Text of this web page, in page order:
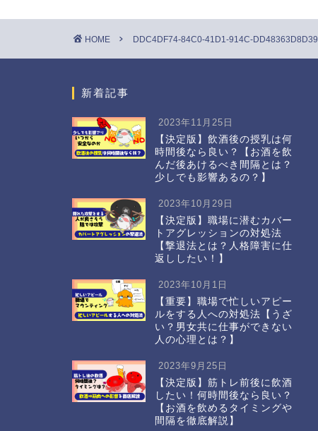
HOME DDC4DF74-84C0-41D1-914C-DD48363D8D39
新着記事
2023年11月25日
【決定版】飲酒後の授乳は何
時間後なら良い？【お酒を飲
んだ後あけるべき間隔とは？
少しでも影響あるの？】
2023年10月29日
【決定版】職場に潜むカバー
トアグレッションの対処法
【撃退法とは？人格障害に仕
返ししたい！】
2023年10月1日
【重要】職場で忙しいアピー
ルをする人への対処法【うざ
い？男女共に仕事ができない
人の心理とは？】
2023年9月25日
【決定版】筋トレ前後に飲酒
したい！何時間後なら良い？
【お酒を飲めるタイミングや
間隔を徹底解説】